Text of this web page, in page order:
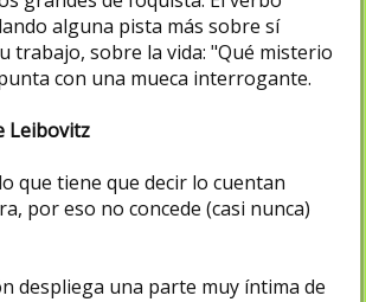
alguna pista más sobre sí
trabajo, sobre la vida: "Qué misterio
con una mueca interrogante.
Leibovitz
que tiene que decir lo cuentan
por eso no concede (casi nunca)
despliega una parte muy íntima de